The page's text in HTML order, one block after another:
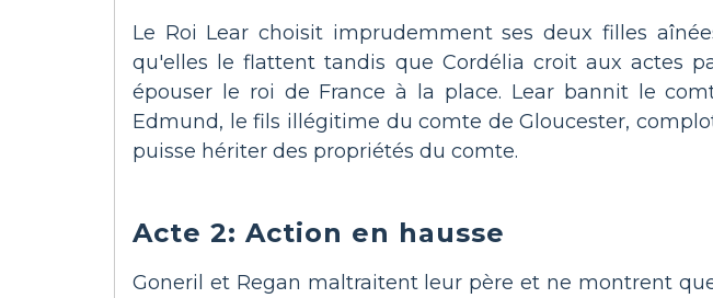
Le Roi Lear choisit imprudemment ses deux filles
qu'elles le flattent tandis que Cordélia croit aux actes
épouser le roi de France à la place. Lear bannit le
Edmund, le fils illégitime du comte de Gloucester,
puisse hériter des propriétés du comte.
Acte 2: Action en hausse
Goneril et Regan maltraitent leur père et ne montrent